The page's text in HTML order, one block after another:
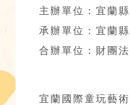
主辦單位：宜蘭
承辦單位：宜蘭
合辦單位：財團
宜蘭國際童玩藝